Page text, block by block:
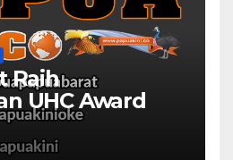
Raih
UHC Award